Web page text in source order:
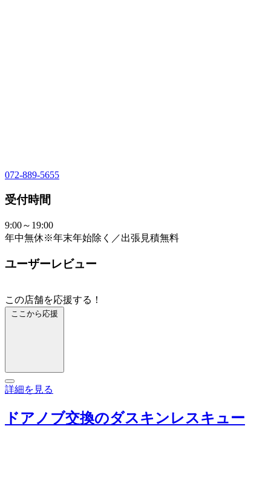
072-889-5655
受付時間
9:00～19:00
年中無休※年末年始除く／出張見積無料
ユーザーレビュー
この店舗を応援する！
ここから応援
詳細を見る
ドアノブ交換のダスキンレスキュー